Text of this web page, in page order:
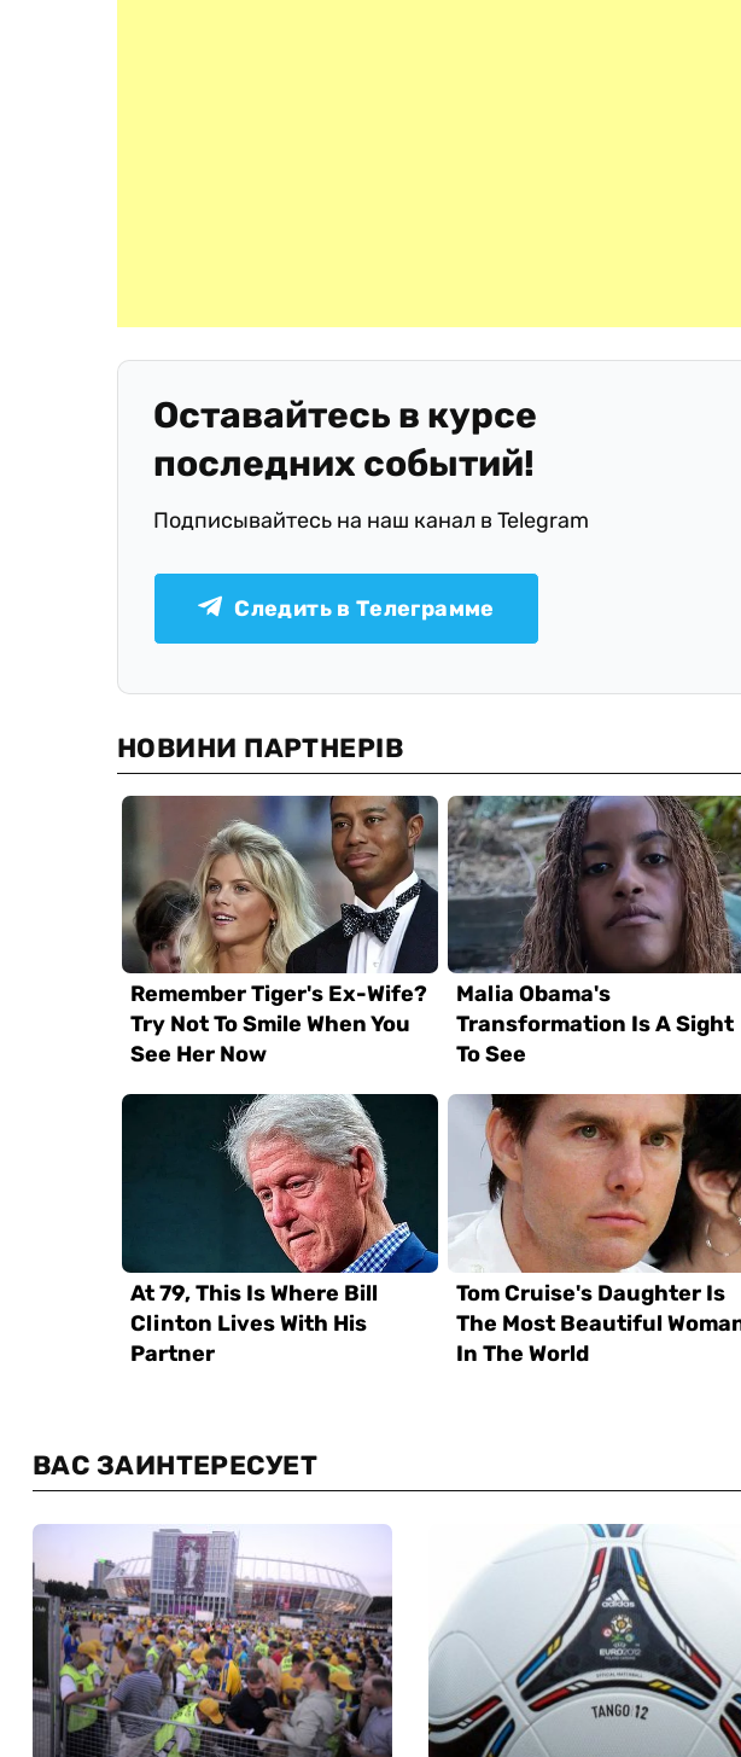
Оставайтесь в курсе
последних событий!
Подписывайтесь на наш канал в Telegram
Следить в Телеграмме
ВАС ЗАИНТЕРЕСУЕТ